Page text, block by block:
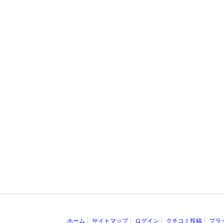
ホーム サイトマップ ログイン クチコミ投稿 プラ